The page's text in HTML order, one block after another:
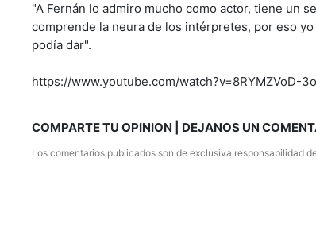
"A Fernán lo admiro mucho como actor, tiene un
comprende la neura de los intérpretes, por eso
podía dar".
https://www.youtube.com/watch?v=8RYMZVoD-3o
COMPARTE TU OPINION | DEJANOS UN
Los comentarios publicados son de exclusiva responsabilidad